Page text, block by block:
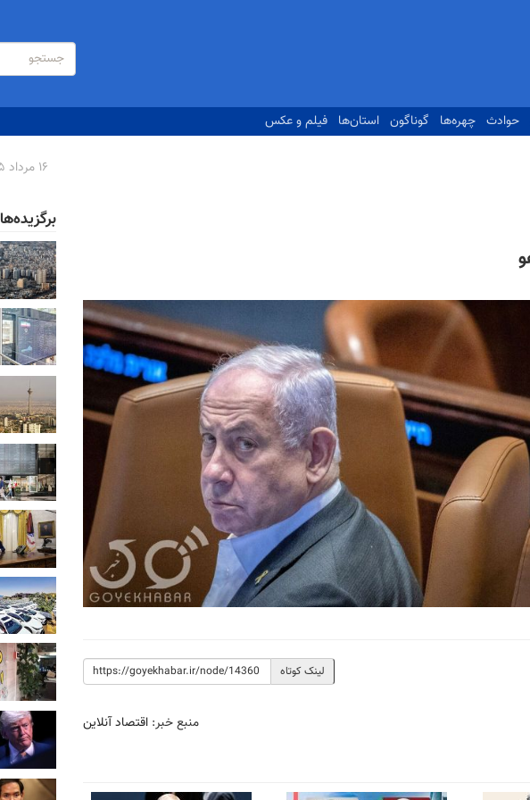
فرم
جستجو
حوادث چهره‌ها گوناگون استان‌ها فیلم و عکس
۱۶ مرداد ۱۴۰۵ :: ۷ اوت ۲۰۲۶ :: ۲۴ صفر ۱۴۴۸
لینک کوتاه
منبع خبر:اقتصاد آنلاین
برگزیده‌ها